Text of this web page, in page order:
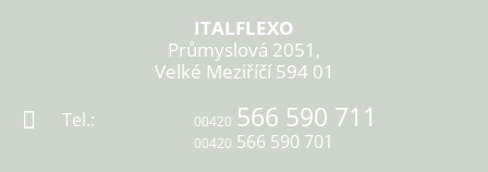
ITALFLEXO
Průmyslová 2051,
Velké Meziříčí 594 01
Tel.: 00420 566 590 711
00420 566 590 701